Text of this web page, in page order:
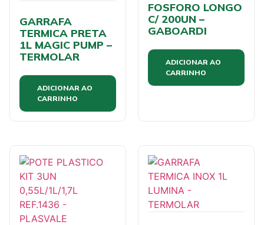
GARRAFA
TERMICA PRETA
1L MAGIC PUMP –
TERMOLAR
ADICIONAR AO
CARRINHO
FOSFORO LONGO
C/ 200UN –
GABOARDI
ADICIONAR AO
CARRINHO